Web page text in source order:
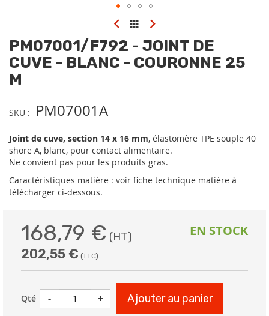
PM07001/F792 - JOINT DE
CUVE - BLANC - COURONNE 25
M
SKU PM07001A
Joint de cuve, section 14 x 16 mm, élastomère TPE souple 40
shore A, blanc, pour contact alimentaire.
Ne convient pas pour les produits gras.
Caractéristiques matière : voir fiche technique matière à
télécharger ci-dessous.
EN STOCK
202,55 €
168,79 €
Qté - + Ajouter au panier
the
beginning
of
the